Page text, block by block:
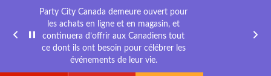
Party City Canada demeure ouvert pour
les achats en ligne et en magasin, et
continuera d’offrir aux Canadiens tout
ce dont ils ont besoin pour célébrer les
événements de leur vie.